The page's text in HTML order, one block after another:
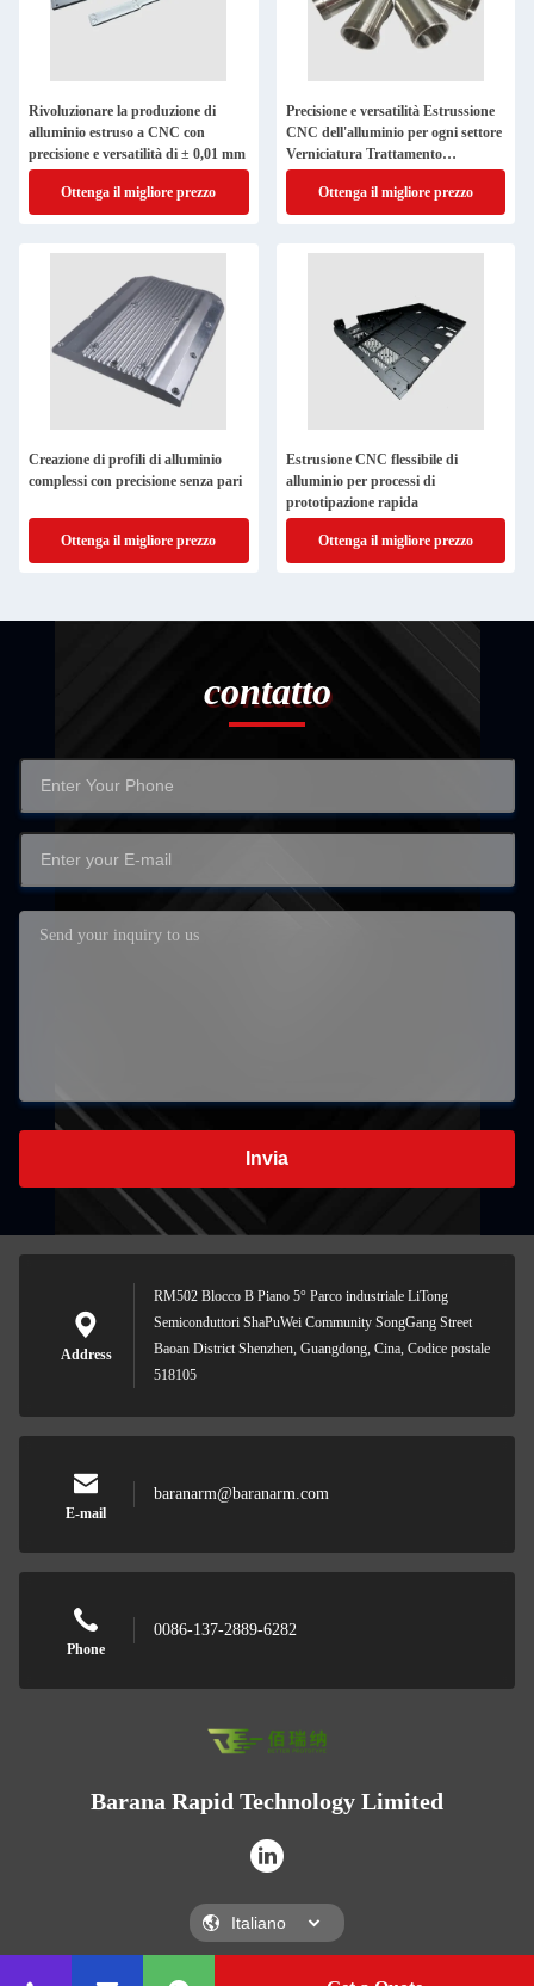
Rivoluzionare la produzione di
alluminio estruso a CNC con
precisione e versatilità di ± 0,01 mm
Ottenga il migliore prezzo
Precisione e versatilità Estrussione
CNC dell'alluminio per ogni settore
Verniciatura Trattamento
superficiale
Ottenga il migliore prezzo
Creazione di profili di alluminio
complessi con precisione senza pari
Ottenga il migliore prezzo
Estrusione CNC flessibile di
alluminio per processi di
prototipazione rapida
Ottenga il migliore prezzo
contatto
Invia
Address
RM502 Blocco B Piano 5° Parco industriale LiTong
Semiconduttori ShaPuWei Community SongGang Street
Baoan District Shenzhen, Guangdong, Cina, Codice postale
518105
E-mail
baranarm@baranarm.com
Phone
0086-137-2889-6282
Barana Rapid Technology Limited